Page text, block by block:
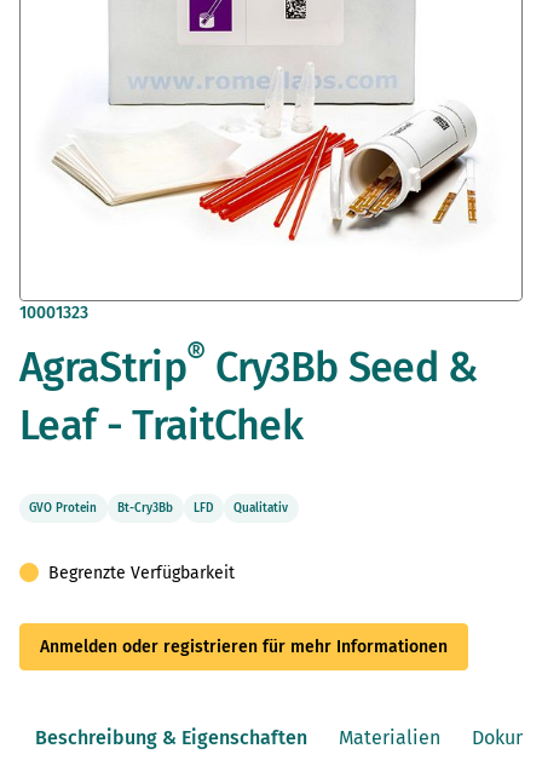
Zum
der
Bildergalerie
10001323
AgraStrip® Cry3Bb Seed &
Leaf - TraitChek
GVO Protein Bt-Cry3Bb LFD Qualitativ
Begrenzte Verfügbarkeit
Anmelden oder registrieren für mehr Informationen
Beschreibung & Eigenschaften Materialien